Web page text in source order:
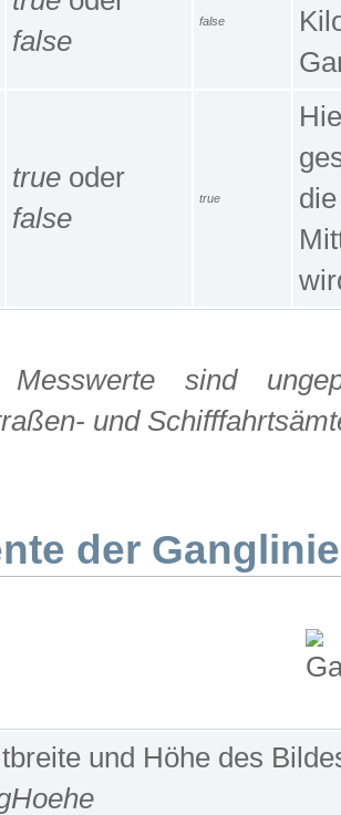
false
false
true oder
false
true
sind
und
der
und Höhe des